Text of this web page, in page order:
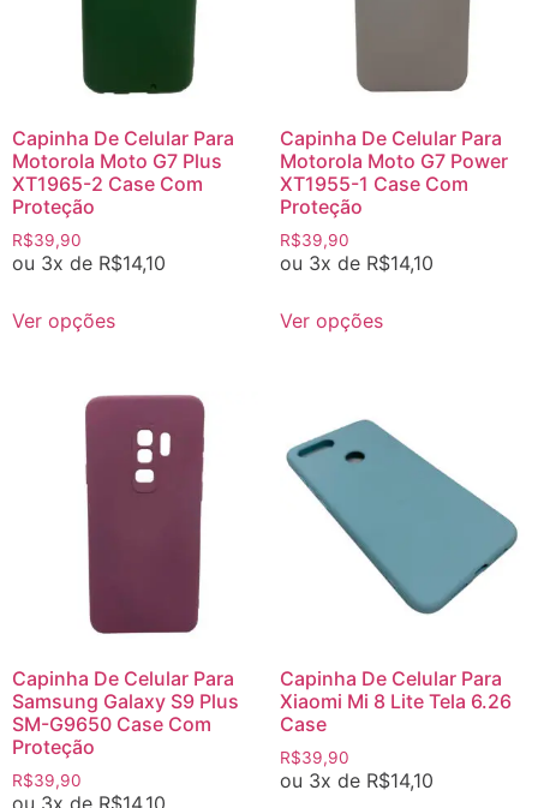
Capinha De Celular Para
Motorola Moto G7 Plus
XT1965-2 Case Com
Proteção
R$39,90
ou 3x de R$14,10
Ver opções
Capinha De Celular Para
Motorola Moto G7 Power
XT1955-1 Case Com
Proteção
R$39,90
ou 3x de R$14,10
Ver opções
Capinha De Celular Para
Samsung Galaxy S9 Plus
SM-G9650 Case Com
Proteção
R$39,90
ou 3x de R$14,10
Capinha De Celular Para
Xiaomi Mi 8 Lite Tela 6.26
Case
R$39,90
ou 3x de R$14,10